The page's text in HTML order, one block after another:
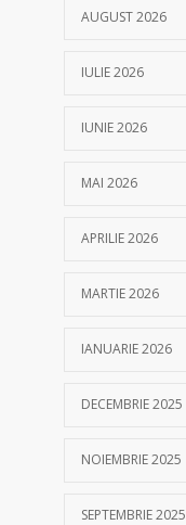
AUGUST 2026
IULIE 2026
IUNIE 2026
MAI 2026
APRILIE 2026
MARTIE 2026
IANUARIE 2026
DECEMBRIE 2025
NOIEMBRIE 2025
SEPTEMBRIE 2025